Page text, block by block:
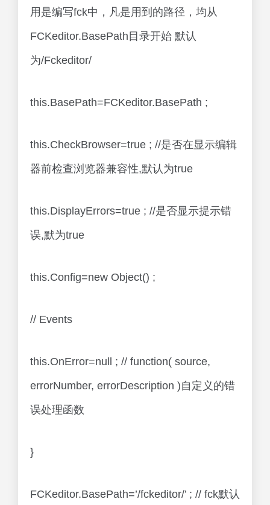
用是编写fck中，凡是用到的路径，均从
FCKeditor.BasePath目录开始 默认
为/Fckeditor/
this.BasePath=FCKeditor.BasePath ;
this.CheckBrowser=true ; //是否在显示编辑
器前检查浏览器兼容性,默认为true
this.DisplayErrors=true ; //是否显示提示错
误,默为true
this.Config=new Object() ;
// Events
this.OnError=null ; // function( source,
errorNumber, errorDescription )自定义的错
误处理函数
}
FCKeditor.BasePath=’/fckeditor/’ ; // fck默认